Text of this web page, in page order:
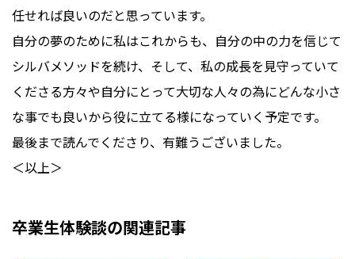
任せれば良いのだと思っています。
自分の夢のために私はこれからも、自分の中の力を信じて
シルバメソッドを続け、そして、私の成長を見守っていて
くださる方々や自分にとって大切な人々の為にどんな小さ
な事でも良いから役に立てる様になっていく予定です。
最後まで読んでくださり、有難うございました。
＜以上＞
卒業生体験談の関連記事